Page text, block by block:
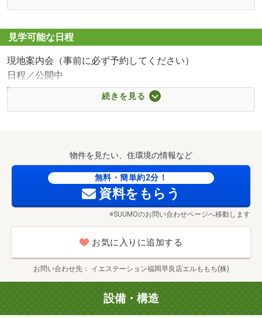
ファミリーマート糸島神在店まで980m
分）
■【スーパー】サニー加布里店（約907m・徒歩12分）
■【スーパー】マルショク南風店（約1619m・徒歩21分）
■【コンビニ】ファミリーマート糸島神在店（約980m・徒
歩13分）
■【コンビニ】セブンイレブン糸島神在店（約1311m・徒
1556m・徒歩20分）
■【ドラッグストア】ドラッグストアモリ荻浦店（約
903m・徒歩12分）
■【ドラッグストア】ドラッグ新生堂加布里店（約
1358m・徒歩17分）
布里店（約1390m・徒歩18分）
160m・徒歩2分）
■【ホームセンター】エディオン美咲が丘店（約836m・徒
見学可能な日程
現地案内会（事前に必ず予約してください）
日程／公開中
時間／9:00～18:00
〇●〇ご見学・ご案内について〇●〇
事前予約を頂くと、スムーズにご見学可能です。
またお客様のご指定場所（自宅・最寄り駅など）で
お待ち合わせをしてからのご案内も承っております。
（もちろん無料です）
※夜間のご見学も可能です。（要事前相談）
・おしゃれなお家に住みたい。
・何から始めて良いのかわからない。
続きを見る
物件を見たい、住環境の情報など
無料・簡単約2分！
資料をもらう
※SUUMOのお問い合わせページへ移動します
お気に入りに追加する
お問い合わせ先 イエステーション福岡早良店エルももち(株)
設備・構造